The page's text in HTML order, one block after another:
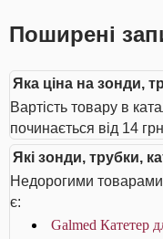
Поширені
Яка ціна на зонди,
Вартість товару в
починається від 14
Які зонди, трубки,
Недорогими товарами
є:
Galmed Катетер